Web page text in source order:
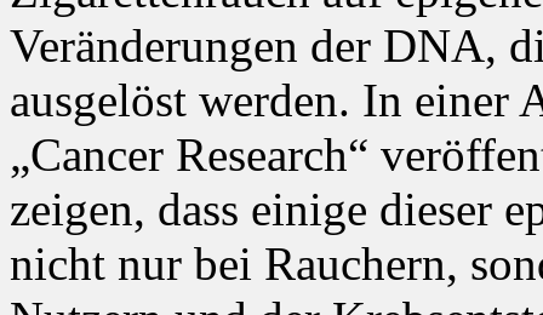
Veränderungen der DNA,
ausgelöst werden. In einer
„Cancer Research“
zeigen, dass einige dieser
nicht nur bei Rauchern,